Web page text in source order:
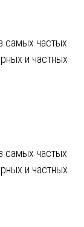
самых частых
и частных
самых частых
и частных